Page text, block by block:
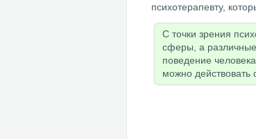
психотерапевту,
С точки зрения
сферы, а различные
поведение
можно действовать